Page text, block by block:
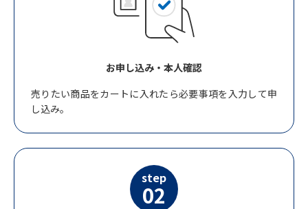
お申し込み・本人確認
売りたい商品をカートに入れたら必要事項を入力して申
し込み。
step
02